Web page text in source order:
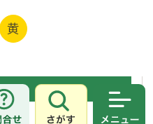
黄
お問合せ
さがす
を行う施設は、ふぐ処理施設の